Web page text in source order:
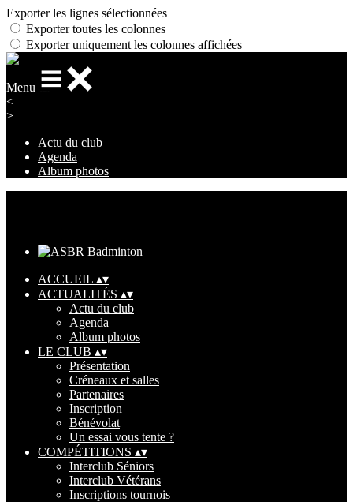
Exporter les lignes sélectionnées
Exporter toutes les colonnes
Exporter uniquement les colonnes affichées
Menu
<
>
Actu du club
Agenda
Album photos
ACCUEIL ▴▾
ACTUALITÉS ▴▾
Actu du club
Agenda
Album photos
LE CLUB ▴▾
Présentation
Créneaux et salles
Partenaires
Inscription
Bénévolat
Un essai vous tente ?
COMPÉTITIONS ▴▾
Interclub Séniors
Interclub Vétérans
Inscriptions tournois